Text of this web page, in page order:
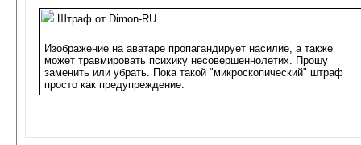
Штраф от Dimon-RU
Изображение на аватаре пропагандирует насилие, а также
может травмировать психику несовершеннолетих. Прошу
заменить или убрать. Пока такой "микроскопический" штраф
просто как предупреждение.